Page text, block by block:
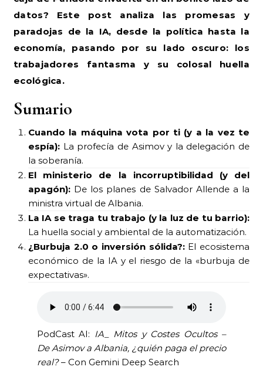
datos? Este post analiza las promesas y
paradojas de la IA, desde la política hasta la
economía, pasando por su lado oscuro: los
trabajadores fantasma y su colosal huella
ecológica.
Sumario
Cuando la máquina vota por ti (y a la vez te
espía): La profecía de Asimov y la delegación de
la soberanía.
El ministerio de la incorruptibilidad (y del
apagón): De los planes de Salvador Allende a la
ministra virtual de Albania.
La IA se traga tu trabajo (y la luz de tu barrio):
La huella social y ambiental de la automatización.
¿Burbuja 2.0 o inversión sólida?:El ecosistema
económico de la IA y el riesgo de la «burbuja de
expectativas».
PodCast AI: IA_ Mitos y Costes Ocultos –
De Asimov a Albania, ¿quién paga el precio
real?– Con Gemini Deep Search